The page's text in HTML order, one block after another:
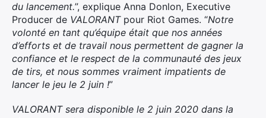
du lancement.”, explique Anna Donlon, Executive
Producer de VALORANT pour Riot Games. “Notre
volonté en tant qu’équipe était que nos années
d’efforts et de travail nous permettent de gagner la
confiance et le respect de la communauté des jeux
de tirs, et nous sommes vraiment impatients de
lancer le jeu le 2 juin !”
VALORANT sera disponible le 2 juin 2020 dans la